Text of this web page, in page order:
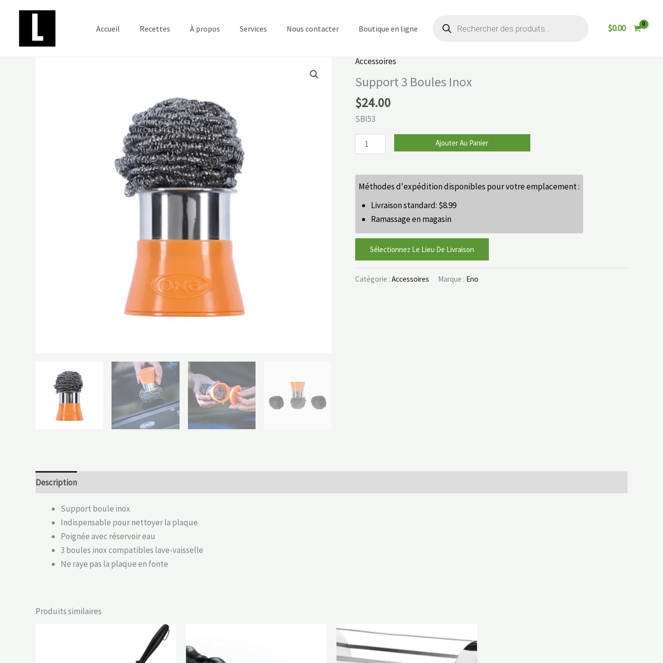
Accueil Recettes À propos Services Nous contacter Boutique en ligne produits $0.00
Accessoires
Support 3 Boules Inox
$24.00
SBI53
quantité
de
Support
3
Boules
Inox
Ajouter Au Panier
Méthodes d'expédition disponibles pour votre emplacement :
Livraison standard: $8.99
Ramassage en magasin
Sélectionnez Le Lieu De Livraison
Catégorie : Accessoires Marque : Eno
Description
Support boule inox
Indispensable pour nettoyer la plaque
Poignée avec réservoir eau
3 boules inox compatibles lave-vaisselle
Ne raye pas la plaque en fonte
Produits similaires